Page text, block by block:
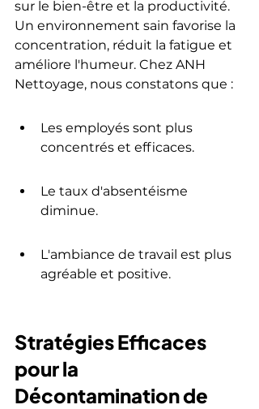
sur le bien-être et la productivité.
Un environnement sain favorise la
concentration, réduit la fatigue et
améliore l'humeur. Chez ANH
Nettoyage, nous constatons que :
Les employés sont plus
concentrés et efficaces.
Le taux d'absentéisme
diminue.
L'ambiance de travail est plus
agréable et positive.
Stratégies Efficaces
pour la
Décontamination de